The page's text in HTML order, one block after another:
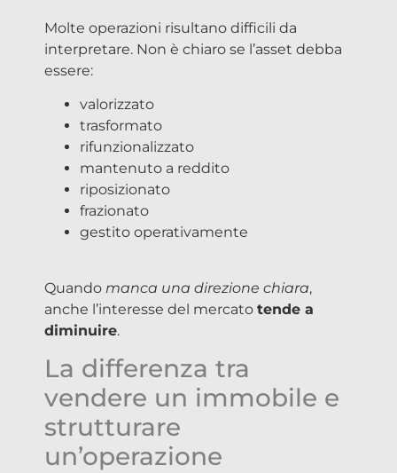
Molte operazioni risultano difficili da
interpretare. Non è chiaro se l’asset debba
essere:
valorizzato
trasformato
rifunzionalizzato
mantenuto a reddito
riposizionato
frazionato
gestito operativamente
Quando manca una direzione chiara,
anche l’interesse del mercato tende a
diminuire.
La differenza tra
vendere un immobile e
strutturare
un’operazione